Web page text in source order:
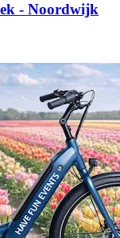
- Noordwijk